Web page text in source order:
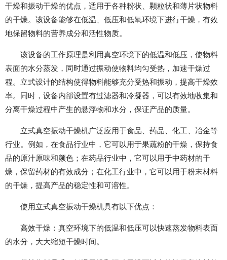
干燥和振动干燥的优点，适用于各种粉状、颗粒状和薄片状物料
的干燥。该设备能够在低温、低压和低氧环境下进行干燥，有效
地保留物料的营养成分和活性物质。
该设备的工作原理是利用真空环境下的低温和低压，使物料
表面的水分蒸发，同时通过振动使物料均匀受热，加速干燥过
程。立式设计的结构使得物料能够充分受热和振动，提高干燥效
率。同时，设备内部设置有过滤器和冷凝器，可以有效地收集和
分离干燥过程中产生的悬浮物和水分，保证产品的质量。
立式真空振动干燥机广泛应用于食品、药品、化工、冶金等
行业。例如，在食品行业中，它可以用于果蔬粉的干燥，保持食
品的原汁原味和颜色；在药品行业中，它可以用于中药材的干
燥，保留药材的有效成分；在化工行业中，它可以用于粉末材料
的干燥，提高产品的稳定性和可溶性。
使用立式真空振动干燥机具有以下优点：
高效干燥：真空环境下的低温和低压可以快速蒸发物料表面
的水分，大大缩短干燥时间。